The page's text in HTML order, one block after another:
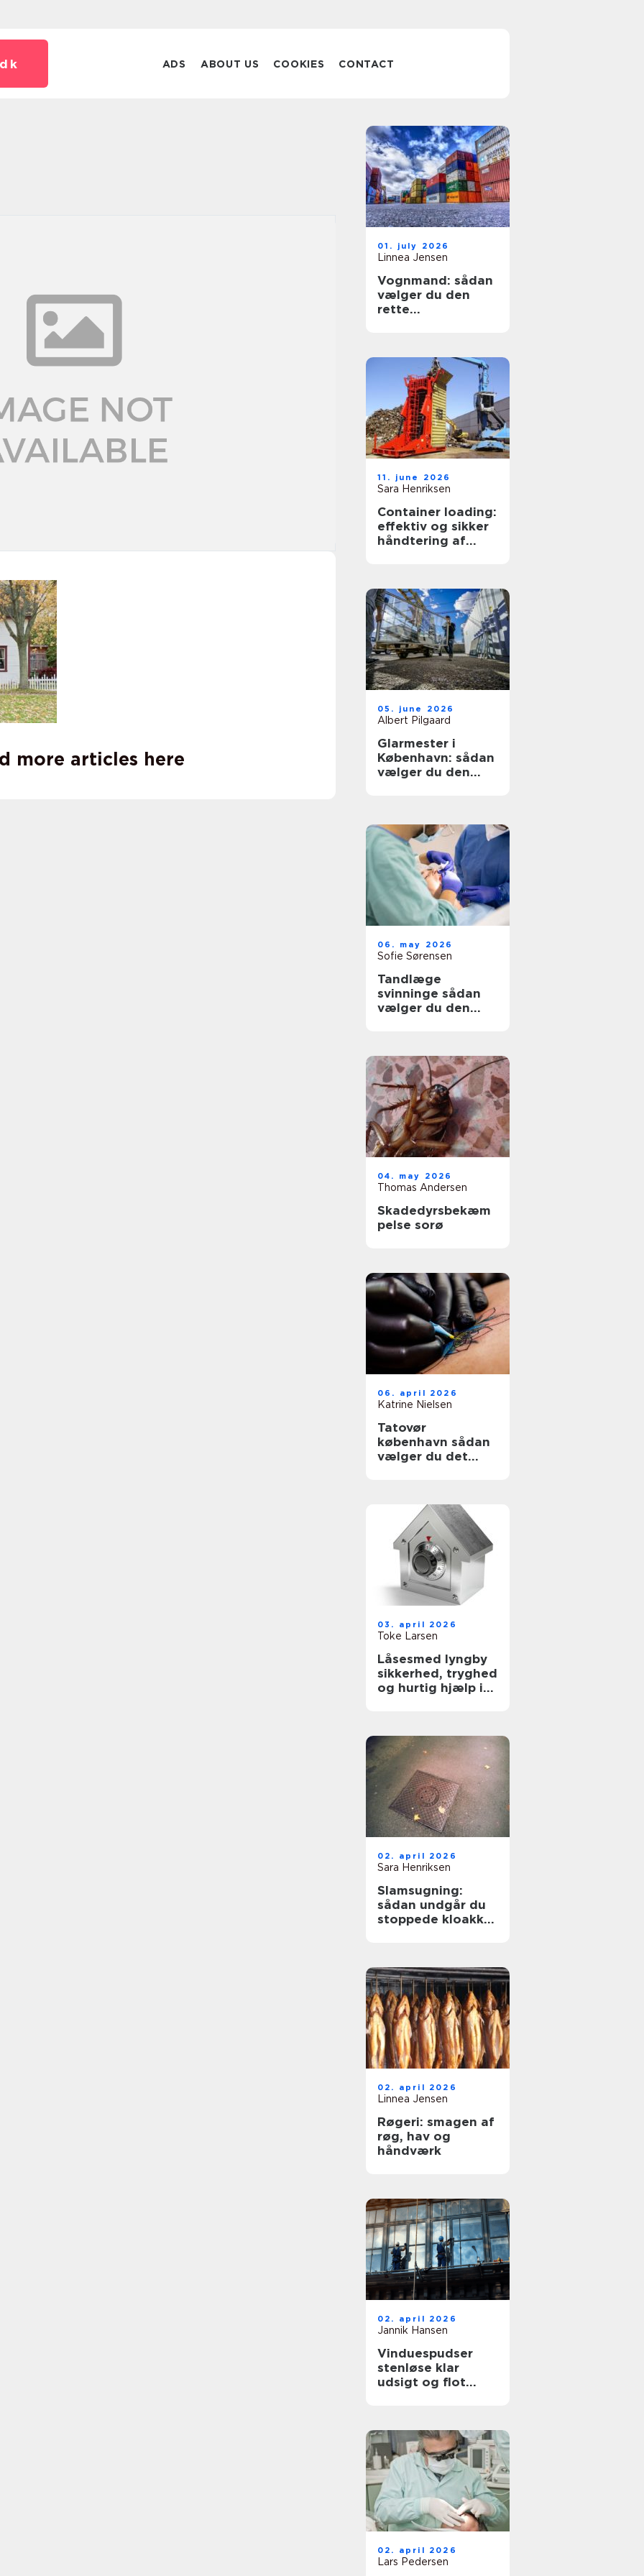
ADS ABOUT US COOKIES CONTACT
more articles here
01. july 2026
Linnea Jensen
Vognmand: sådan
vælger du den
rette
11. june 2026
Sara Henriksen
Container loading:
effektiv og sikker
håndtering af
05. june 2026
Albert Pilgaard
Glarmester i
København: sådan
vælger du den
06. may 2026
Sofie Sørensen
Tandlæge
svinninge sådan
vælger du den
04. may 2026
Thomas Andersen
Skadedyrsbekæm
pelse sorø
06. april 2026
Katrine Nielsen
Tatovør
københavn sådan
vælger du det
03. april 2026
Toke Larsen
Låsesmed lyngby
sikkerhed, tryghed
og hurtig hjælp i
02. april 2026
Sara Henriksen
Slamsugning:
sådan undgår du
stoppede kloakker
02. april 2026
Linnea Jensen
Røgeri: smagen af
røg, hav og
håndværk
02. april 2026
Jannik Hansen
Vinduespudser
stenløse klar
udsigt og flot
02. april 2026
Lars Pedersen